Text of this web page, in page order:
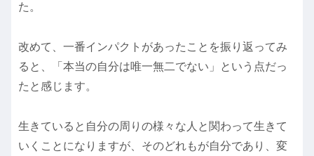
た。
改めて、一番インパクトがあったことを振り返ってみ
ると、「本当の自分は唯一無二でない」という点だっ
たと感じます。
生きていると自分の周りの様々な人と関わって生きて
いくことになりますが、そのどれもが自分であり、変